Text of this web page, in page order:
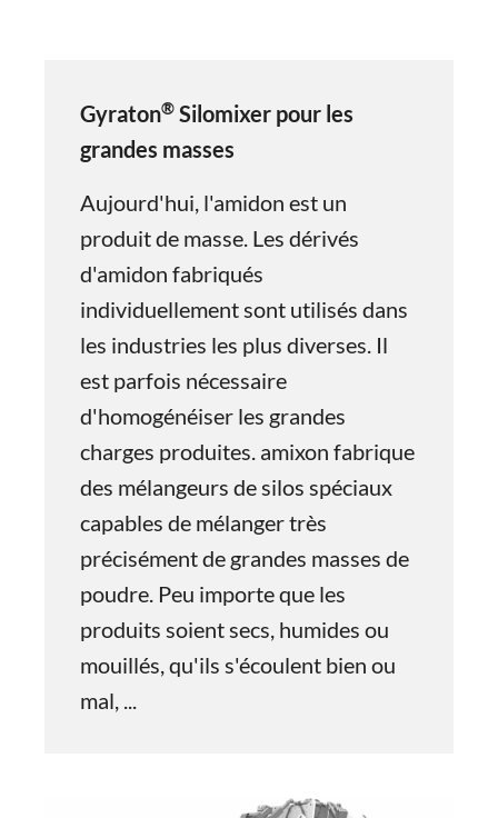
Gyraton® Silomixer pour les
grandes masses
Aujourd'hui, l'amidon est un
produit de masse. Les dérivés
d'amidon fabriqués
individuellement sont utilisés dans
les industries les plus diverses. Il
est parfois nécessaire
d'homogénéiser les grandes
charges produites. amixon fabrique
des mélangeurs de silos spéciaux
capables de mélanger très
précisément de grandes masses de
poudre. Peu importe que les
produits soient secs, humides ou
mouillés, qu'ils s'écoulent bien ou
mal, ...